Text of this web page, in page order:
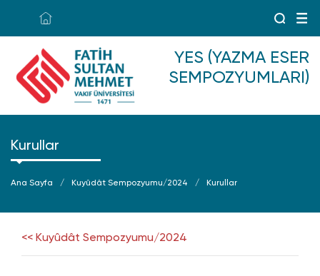
YES (YAZMA ESER
SEMPOZYUMLARI)
Kurullar
Ana Sayfa Kuyûdât Sempozyumu/2024 Kurullar
<< Kuyûdât Sempozyumu/2024